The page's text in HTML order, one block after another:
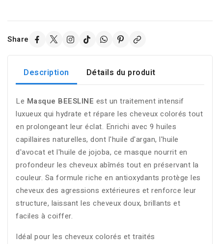
Share
Description Détails du produit
Le Masque BEESLINE est un traitement intensif
luxueux qui hydrate et répare les cheveux colorés tout
en prolongeant leur éclat. Enrichi avec 9 huiles
capillaires naturelles, dont l'huile d'argan, l'huile
d'avocat et l'huile de jojoba, ce masque nourrit en
profondeur les cheveux abîmés tout en préservant la
couleur. Sa formule riche en antioxydants protège les
cheveux des agressions extérieures et renforce leur
structure, laissant les cheveux doux, brillants et
faciles à coiffer.
Idéal pour les cheveux colorés et traités